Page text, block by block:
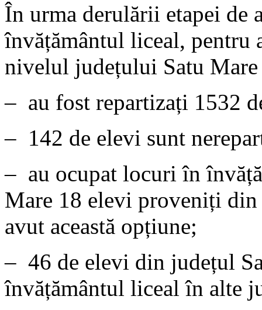
În urma derulării etapei de
învățământul liceal, pentru
nivelul județului Satu Mare
– au fost repartizați 1532
– 142 de elevi sunt
– au ocupat locuri în
Mare 18 elevi proveniți din
avut această opțiune;
– 46 de elevi din județul
învățământul liceal în alte